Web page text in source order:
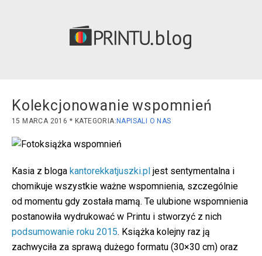
blog
Kolekcjonowanie wspomnień
15 MARCA 2016 NAPISALI O NAS
Kasia z bloga kantorekkatjuszki.pl jest sentymentalna i
chomikuje wszystkie ważne wspomnienia, szczególnie
od momentu gdy została mamą. Te ulubione wspomnienia
postanowiła wydrukować w Printu i stworzyć z nich
podsumowanie roku 2015. Książka kolejny raz ją
zachwyciła za sprawą dużego formatu (30×30 cm) oraz